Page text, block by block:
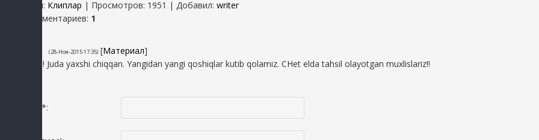
Категория: Клиплар | Просмотров: 1951 | Добавил: writer
Всего комментариев: 1
(28-Ноя-2015 17:35) [Материал]
Otmenno!!! Juda yaxshi chiqqan. Yangidan yangi qoshiqlar kutib qolamiz. CHet elda tahsil olayotgan muxlislariz!!
Исмингиз *: